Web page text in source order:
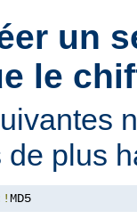
un
le
de plus
MD5